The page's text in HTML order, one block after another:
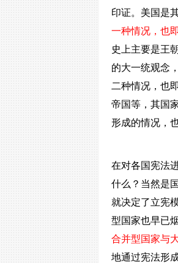
印证。美国是
一种情况，也
史上主要是王
的大一统观念
二种情况，也
帝国等，其国
形成的情况，
在对各国宪法
什么？当然是
就决定了立宪
型国家也早已
合并型国家与
地通过宪法形